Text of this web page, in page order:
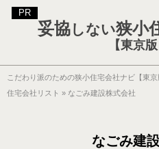
妥協しない狭小
【東京版
こだわり派のための狭小住宅会社ナビ【東京
住宅会社リスト » なごみ建設株式会社
なごみ建